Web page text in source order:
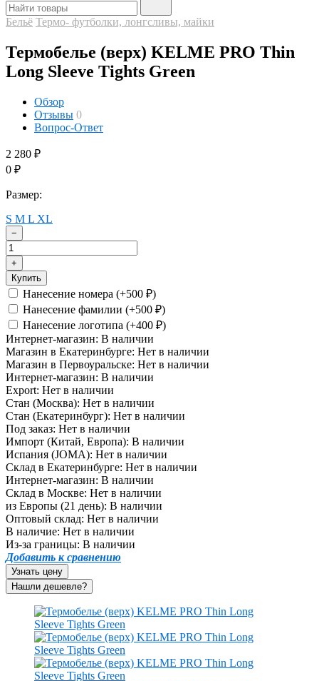
Бельё Термо- футболки, лонгсливы, майки
Термобелье (верх) KELME PRO Thin
Long Sleeve Tights Green
Обзор
Отзывы 0
Вопрос-Ответ
2 280 ₽
0 ₽
Размер:
S M L XL
−
+
Купить
Нанесение номера (+500 ₽)
Нанесение фамилии (+500 ₽)
Нанесение логотипа (+400 ₽)
Интернет-магазин: В наличии
Магазин в Екатеринбурге: Нет в наличии
Магазин в Первоуральске: Нет в наличии
Интернет-магазин: В наличии
Export: Нет в наличии
Стан (Москва): Нет в наличии
Стан (Екатеринбург): Нет в наличии
Под заказ: Нет в наличии
Импорт (Китай, Европа): В наличии
Испания (JOMA): Нет в наличии
Склад в Екатеринбурге: Нет в наличии
Интернет-магазин: В наличии
Склад в Москве: Нет в наличии
из Европы (21 день): В наличии
Оптовый склад: Нет в наличии
В наличие: Нет в наличии
Из-за границы: В наличии
Добавить к сравнению
Узнать цену